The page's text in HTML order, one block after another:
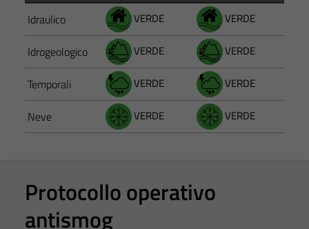
Idraulico
VERDE VERDE
Idrogeologico VERDE VERDE
Temporali VERDE VERDE
Neve VERDE VERDE
Protocollo operativo
antismog